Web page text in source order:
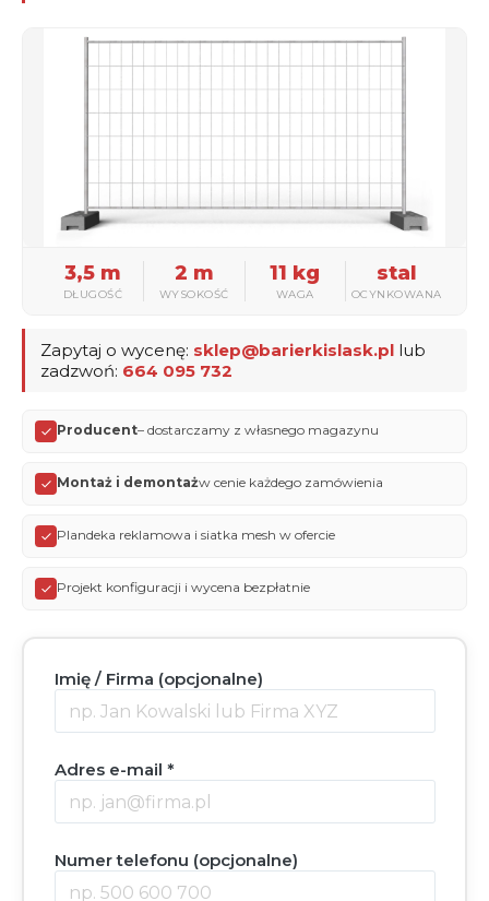
3,5 m
DŁUGOŚĆ
2 m
WYSOKOŚĆ
11 kg
WAGA
stal
OCYNKOWANA
Zapytaj o wycenę: sklep@barierkislask.pl lub
zadzwoń: 664 095 732
Producent– dostarczamy z własnego magazynu
Montaż i demontażw cenie każdego zamówienia
Plandeka reklamowa i siatka mesh w ofercie
Projekt konfiguracji i wycena bezpłatnie
Imię / Firma (opcjonalne)
Adres e-mail *
Numer telefonu (opcjonalne)